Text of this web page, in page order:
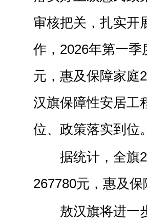
审核把关，扎实开
作，2026年第一
元，惠及保障家庭
汉旗保障性安居工
位、政策落实到位。
据统计，全旗
267780元，惠及
敖汉旗将进一